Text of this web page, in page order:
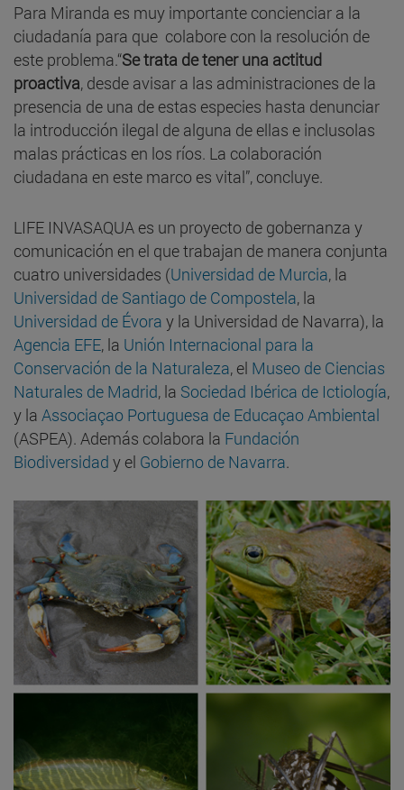
Para Miranda es muy importante concienciar a la
ciudadanía para que colabore con la resolución de
este problema.“Se trata de tener una actitud
proactiva, desde avisar a las administraciones de la
presencia de una de estas especies hasta denunciar
la introducción ilegal de alguna de ellas e inclusolas
malas prácticas en los ríos. La colaboración
ciudadana en este marco es vital”, concluye.
LIFE INVASAQUA es un proyecto de gobernanza y
comunicación en el que trabajan de manera conjunta
cuatro universidades (Universidad de Murcia, la
Universidad de Santiago de Compostela, la
Universidad de Évora y la Universidad de Navarra), la
Agencia EFE, la Unión Internacional para la
Conservación de la Naturaleza, el Museo de Ciencias
Naturales de Madrid, la Sociedad Ibérica de Ictiología,
y la Associaçao Portuguesa de Educaçao Ambiental
(ASPEA). Además colabora la Fundación
Biodiversidad y el Gobierno de Navarra.